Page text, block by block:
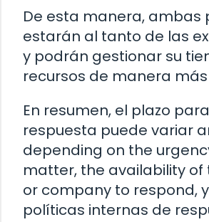
De esta manera, ambas
estarán al tanto de las
y podrán gestionar su
recursos de manera
En resumen, el plazo
respuesta puede variar
depending on the
matter, the availability of
or company to respond,
políticas internas de